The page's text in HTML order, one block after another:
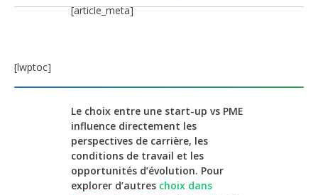
[article_meta]
[lwptoc]
Le choix entre une start-up vs PME
influence directement les
perspectives de carrière, les
conditions de travail et les
opportunités d’évolution. Pour
explorer d’autres choix dans